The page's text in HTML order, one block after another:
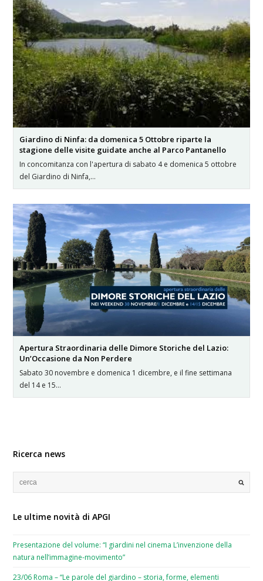
Giardino di Ninfa: da domenica 5 Ottobre riparte la
stagione delle visite guidate anche al Parco Pantanello
In concomitanza con l'apertura di sabato 4 e domenica 5 ottobre
del Giardino di Ninfa,…
Apertura Straordinaria delle Dimore Storiche del Lazio:
Un’Occasione da Non Perdere
Sabato 30 novembre e domenica 1 dicembre, e il fine settimana
del 14 e 15…
Ricerca news
Le ultime novità di APGI
Presentazione del volume: “I giardini nel cinema L’invenzione della
natura nell’immagine-movimento”
23/06 Roma – “Le parole del giardino – storia, forme, elementi